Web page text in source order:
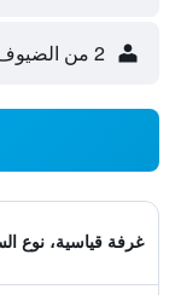
2 من الضيوف، غرفة واحدة
غرفة قياسية، نوع